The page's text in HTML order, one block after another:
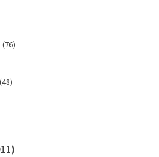
(76)
(48)